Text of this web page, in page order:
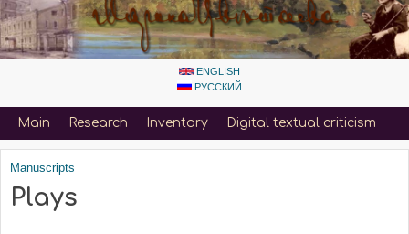
ENGLISH
РУССКИЙ
Primary_menu_for_Tsvetaeva
Main Research Inventory Digital textual criticism
You are here
Manuscripts
Plays